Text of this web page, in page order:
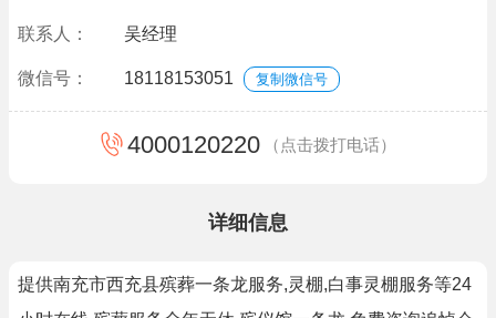
联系人： 吴经理
微信号： 18118153051 复制微信号
4000120220 （点击拨打电话）
详细信息
提供南充市西充县殡葬一条龙服务,灵棚,白事灵棚服务等24